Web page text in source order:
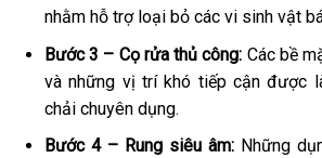
nhằm hỗ trợ loại bỏ các vi sinh vật
Bước 3 – Cọ rửa thủ công: Các bề
và những vị trí khó tiếp cận được
chải chuyên dụng.
Bước 4 – Rung siêu âm: Những